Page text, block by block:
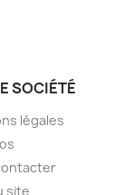
SOCIÉTÉ
légales
site